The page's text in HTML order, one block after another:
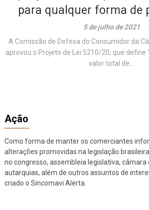
para qualquer forma de
5 de julho de 2021
A Comissão de Defesa do Consumidor da
aprovou o Projeto de Lei 5210/20, que define
valor total de...
Ação
Como forma de manter os comerciantes
alterações promovidas na legislação
no congresso, assembleia legislativa, câmara
autarquias, além de outros assuntos de
criado o Sincomavi Alerta.